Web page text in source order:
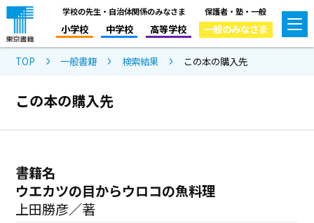
学校の先生・自治体関係のみなさま
小学校 中学校 高等学校
保護者・塾・一般
一般のみなさま
TOP 一般書籍 検索結果 この本の購入先
この本の購入先
書籍名
ウエカツの目からウロコの魚料理
上田勝彦／著